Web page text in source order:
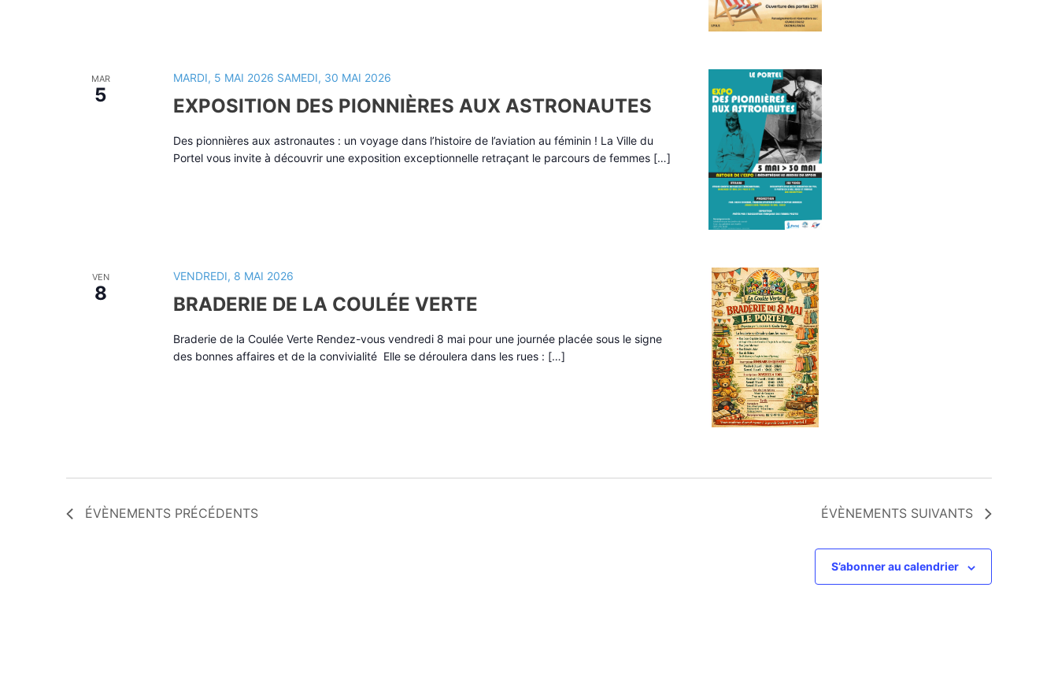
MAR
5 EXPOSITION DES PIONNIÈRES AUX ASTRONAUTES
MARDI, 5 MAI 2026 SAMEDI, 30 MAI 2026
Des pionnières aux astronautes : un voyage dans l’histoire de l’aviation au féminin ! La Ville du
Portel vous invite à découvrir une exposition exceptionnelle retraçant le parcours de femmes […]
VEN
8 BRADERIE DE LA COULÉE VERTE
VENDREDI, 8 MAI 2026
Braderie de la Coulée Verte Rendez-vous vendredi 8 mai pour une journée placée sous le signe
des bonnes affaires et de la convivialité Elle se déroulera dans les rues : […]
ÉVÈNEMENTS PRÉCÉDENTS ÉVÈNEMENTS SUIVANTS
S’abonner au calendrier